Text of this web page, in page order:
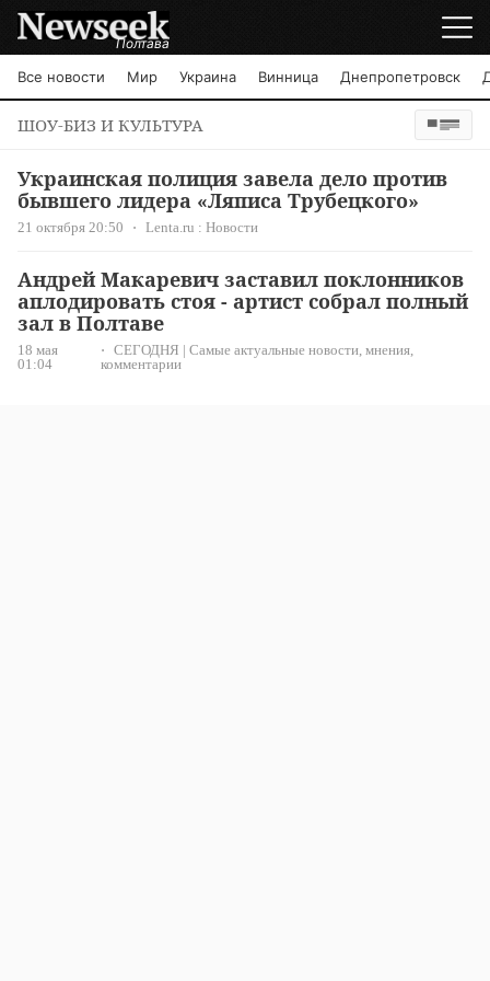
Полтава
Все новости Мир Украина Винница Днепропетровск
ШОУ-БИЗ И КУЛЬТУРА
Украинская полиция завела дело против
бывшего лидера «Ляписа Трубецкого»
21 октября 20:50 Lenta.ru : Новости
Андрей Макаревич заставил поклонников
аплодировать стоя - артист собрал полный
зал в Полтаве
18 мая
01:04
СЕГОДНЯ | Самые актуальные новости, мнения,
комментарии